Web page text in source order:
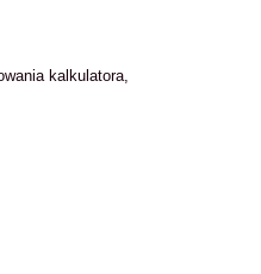
kalkulatora,